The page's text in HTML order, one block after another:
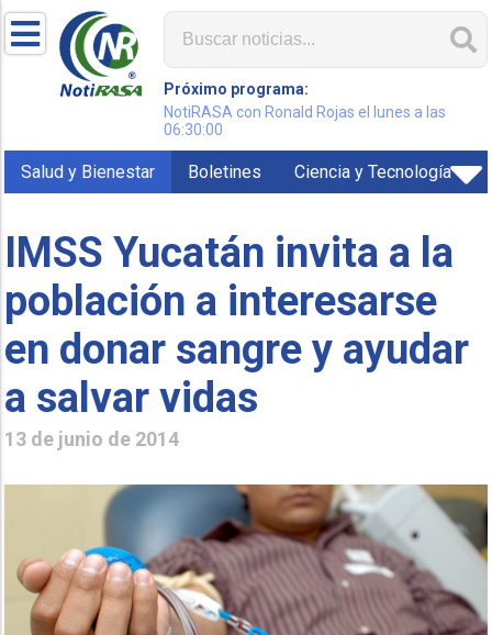
Próximo programa:
NotiRASA con Ronald Rojas el lunes a las
06:30:00
Salud y Bienestar Boletines Ciencia y Tecnología
IMSS Yucatán invita a la
población a interesarse
en donar sangre y ayudar
a salvar vidas
13 de junio de 2014